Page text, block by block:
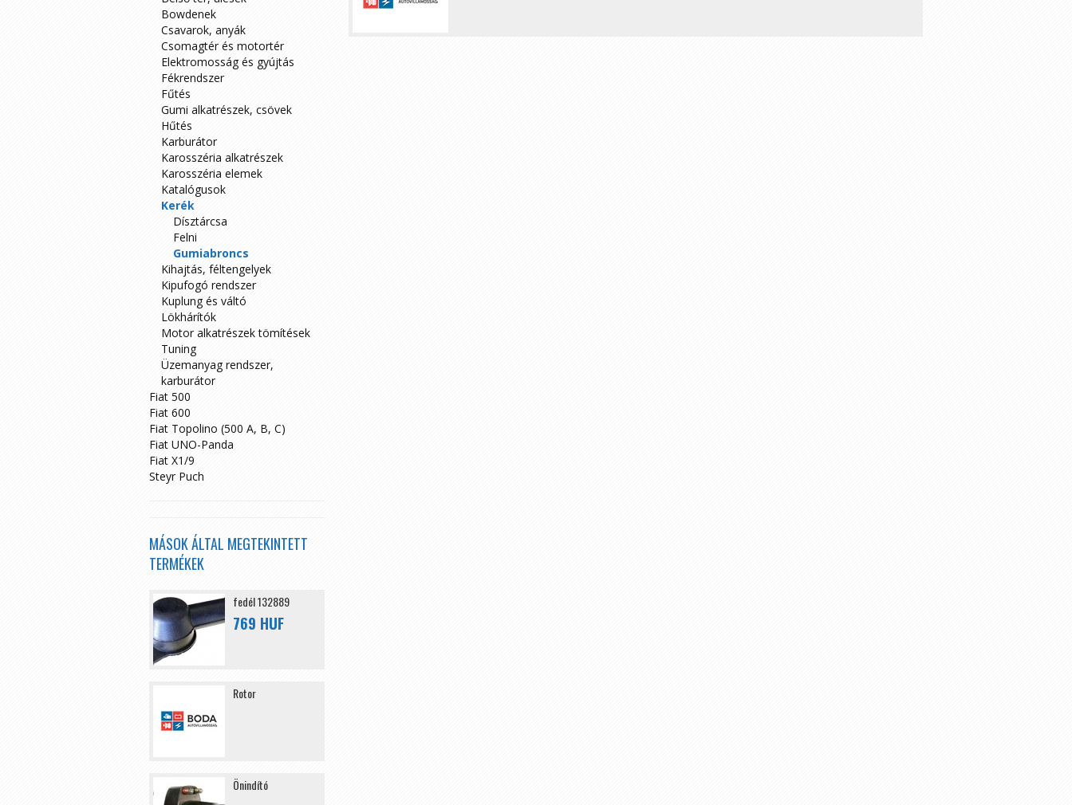
Bowdenek
Csavarok, anyák
Csomagtér és motortér
Elektromosság és gyújtás
Fékrendszer
Fűtés
Gumi alkatrészek, csövek
Hűtés
Karburátor
Karosszéria alkatrészek
Karosszéria elemek
Katalógusok
Kerék
Dísztárcsa
Felni
Gumiabroncs
Kihajtás, féltengelyek
Kipufogó rendszer
Kuplung és váltó
Lökhárítók
Motor alkatrészek tömítések
Tuning
Üzemanyag rendszer,
karburátor
Fiat 500
Fiat 600
Fiat Topolino (500 A, B, C)
Fiat UNO-Panda
Fiat X1/9
Steyr Puch
MÁSOK ÁLTAL MEGTEKINTETT
TERMÉKEK
fedél 132889
769 HUF
Rotor
Önindító